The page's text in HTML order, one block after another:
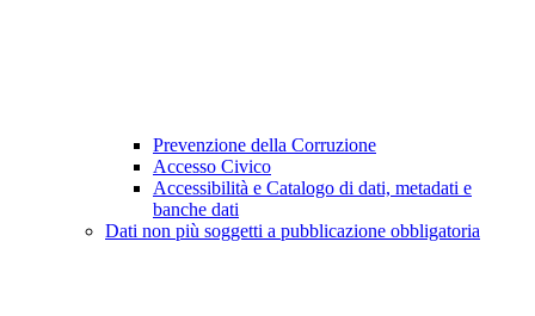
Prevenzione della Corruzione
Accesso Civico
Accessibilità e Catalogo di dati, metadati e
banche dati
Dati non più soggetti a pubblicazione obbligatoria